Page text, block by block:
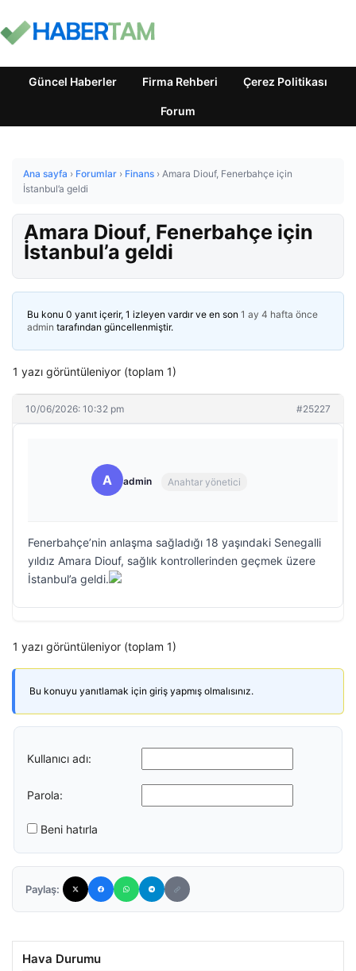
Güncel Haberler Firma Rehberi Çerez Politikası
Forum
Ana sayfa › Forumlar › Finans › Amara Diouf, Fenerbahçe için
İstanbul’a geldi
Amara Diouf, Fenerbahçe için
İstanbul’a geldi
Bu konu 0 yanıt içerir, 1 izleyen vardır ve en son 1 ay 4 hafta önce
admin tarafından güncellenmiştir.
1 yazı görüntüleniyor (toplam 1)
10/06/2026: 10:32 pm #25227
A admin Anahtar yönetici
Fenerbahçe’nin anlaşma sağladığı 18 yaşındaki Senegalli
yıldız Amara Diouf, sağlık kontrollerinden geçmek üzere
İstanbul’a geldi.
1 yazı görüntüleniyor (toplam 1)
Bu konuyu yanıtlamak için giriş yapmış olmalısınız.
Kullanıcı adı:
Parola:
Beni hatırla
Paylaş:
Hava Durumu